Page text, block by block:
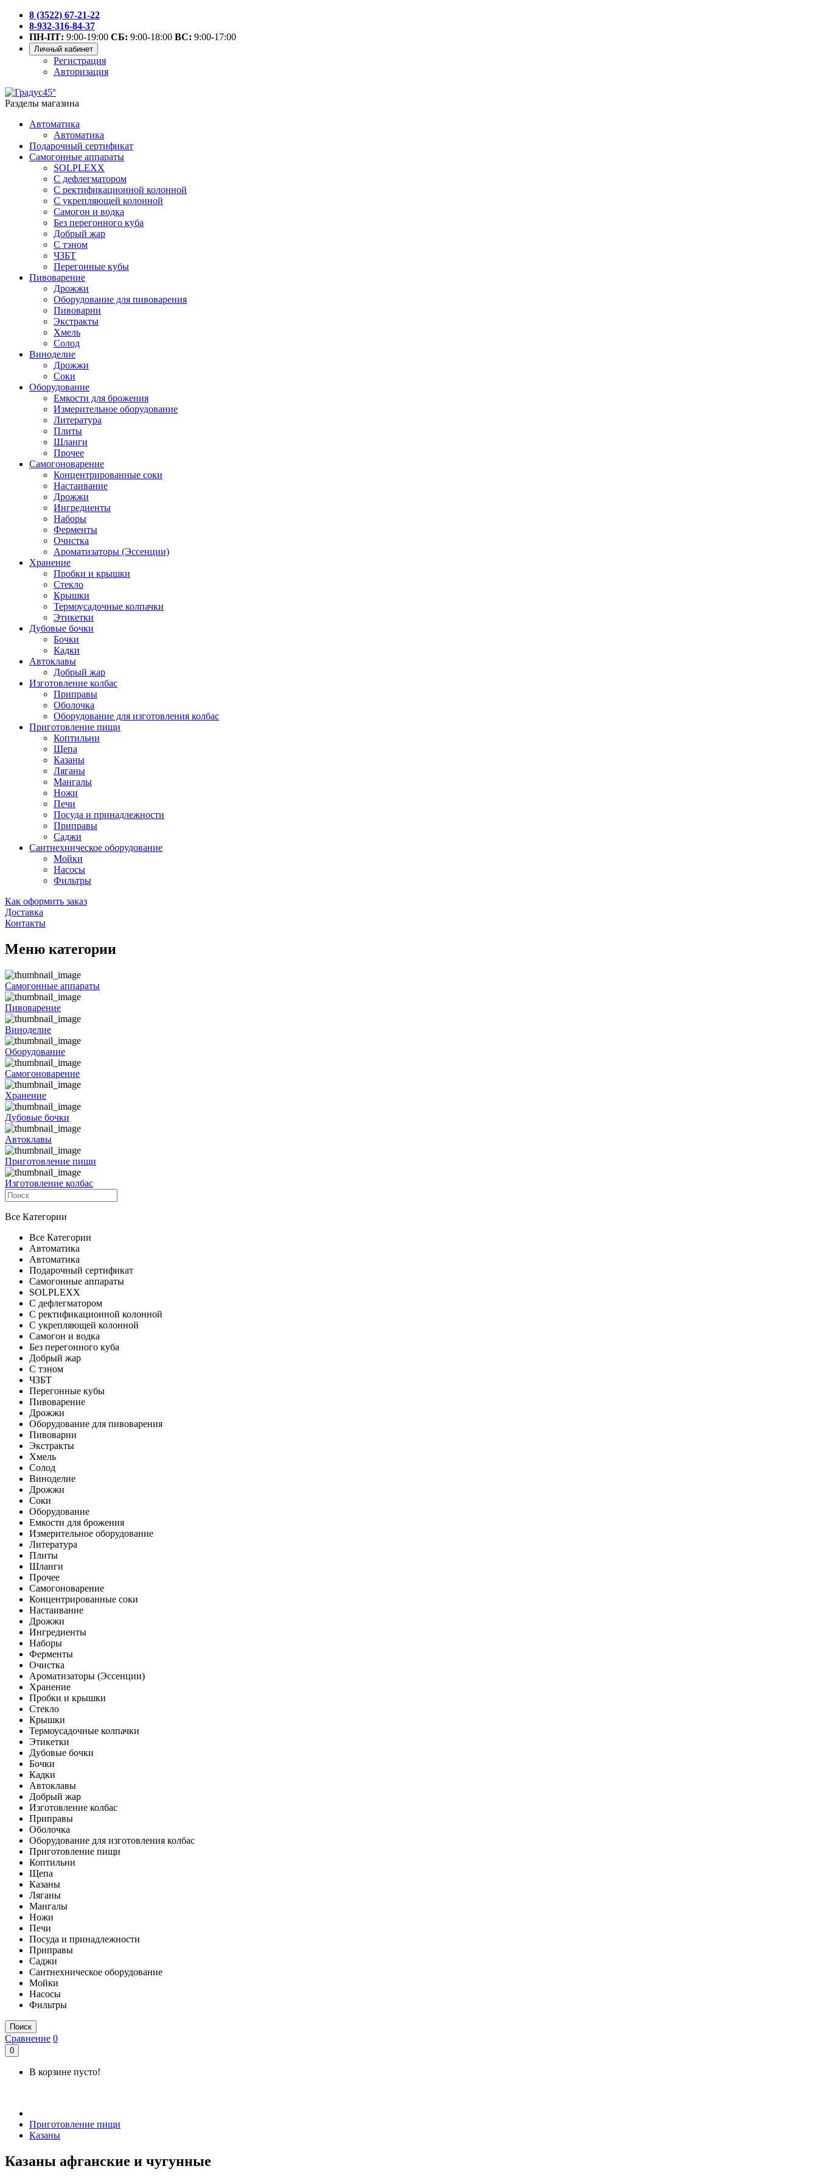
8 (3522) 67-21-22
8-932-316-84-37
ПН-ПТ: 9:00-19:00 СБ: 9:00-18:00 ВС: 9:00-17:00
Личный кабинет
Регистрация
Авторизация
Разделы магазина
Автоматика
Автоматика
Подарочный сертификат
Самогонные аппараты
SOLPLEXX
С дефлегматором
С ректификационной колонной
С укрепляющей колонной
Самогон и водка
Без перегонного куба
Добрый жар
С тэном
ЧЗБТ
Перегонные кубы
Пивоварение
Дрожжи
Оборудование для пивоварения
Пивоварни
Экстракты
Хмель
Солод
Виноделие
Дрожжи
Соки
Оборудование
Емкости для брожения
Измерительное оборудование
Литература
Плиты
Шланги
Прочее
Самогоноварение
Концентрированные соки
Настаивание
Дрожжи
Ингредиенты
Наборы
Ферменты
Очистка
Ароматизаторы (Эссенции)
Хранение
Пробки и крышки
Стекло
Крышки
Термоусадочные колпачки
Этикетки
Дубовые бочки
Бочки
Кадки
Автоклавы
Добрый жар
Изготовление колбас
Приправы
Оболочка
Оборудование для изготовления колбас
Приготовление пищи
Коптильни
Щепа
Казаны
Ляганы
Мангалы
Ножи
Печи
Посуда и принадлежности
Приправы
Саджи
Сантнехническое оборудование
Мойки
Насосы
Фильтры
Как оформить заказ
Доставка
Контакты
Меню категории
Самогонные аппараты
Пивоварение
Виноделие
Оборудование
Самогоноварение
Хранение
Дубовые бочки
Автоклавы
Приготовление пищи
Изготовление колбас
Все Категории
Все Категории
Автоматика
Автоматика
Подарочный сертификат
Самогонные аппараты
SOLPLEXX
С дефлегматором
С ректификационной колонной
С укрепляющей колонной
Самогон и водка
Без перегонного куба
Добрый жар
С тэном
ЧЗБТ
Перегонные кубы
Пивоварение
Дрожжи
Оборудование для пивоварения
Пивоварни
Экстракты
Хмель
Солод
Виноделие
Дрожжи
Соки
Оборудование
Емкости для брожения
Измерительное оборудование
Литература
Плиты
Шланги
Прочее
Самогоноварение
Концентрированные соки
Настаивание
Дрожжи
Ингредиенты
Наборы
Ферменты
Очистка
Ароматизаторы (Эссенции)
Хранение
Пробки и крышки
Стекло
Крышки
Термоусадочные колпачки
Этикетки
Дубовые бочки
Бочки
Кадки
Автоклавы
Добрый жар
Изготовление колбас
Приправы
Оболочка
Оборудование для изготовления колбас
Приготовление пищи
Коптильни
Щепа
Казаны
Ляганы
Мангалы
Ножи
Печи
Посуда и принадлежности
Приправы
Саджи
Сантнехническое оборудование
Мойки
Насосы
Фильтры
Поиск
Сравнение 0
0
В корзине пусто!
Приготовление пищи
Казаны
Казаны афганские и чугунные